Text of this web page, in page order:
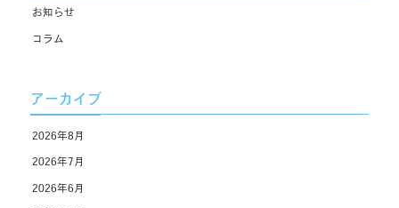
お知らせ
コラム
アーカイブ
2026年8月
2026年7月
2026年6月